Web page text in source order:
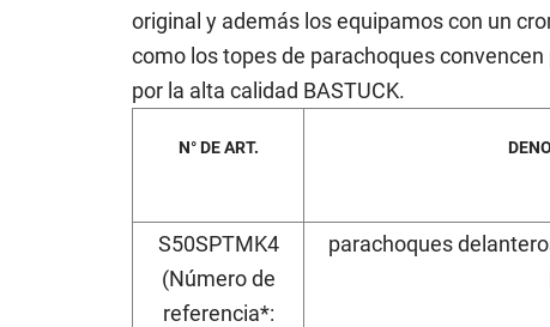
original y además los equipamos con un
como los topes de parachoques
por la alta calidad BASTUCK.
N° DE ART.
S50SPTMK4
(Número de
referencia*:
parachoques